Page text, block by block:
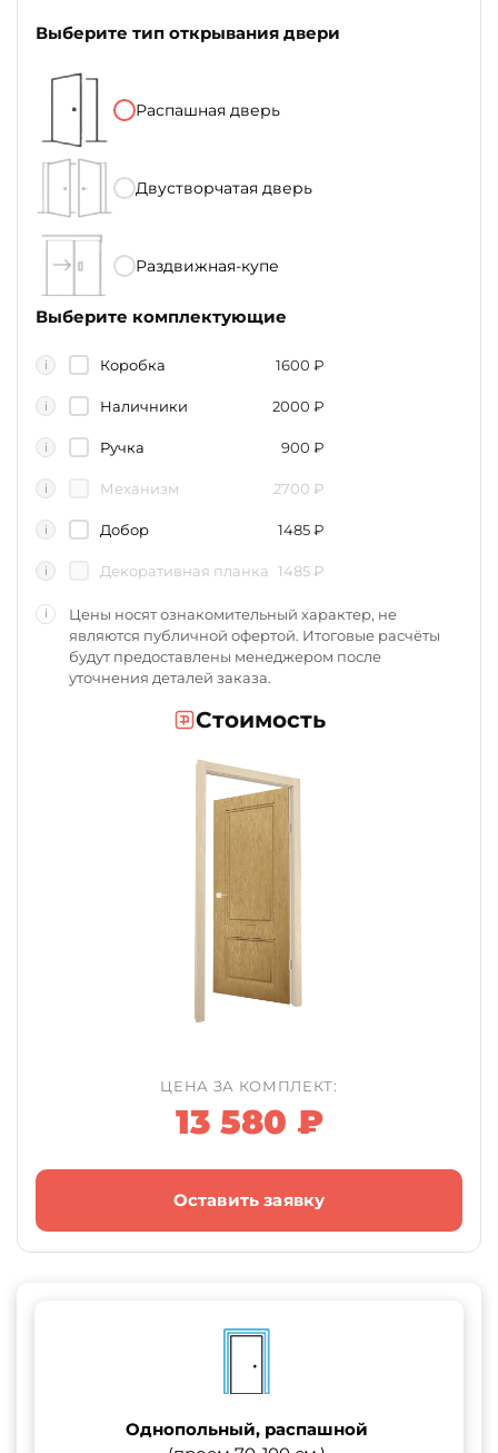
Выберите тип открывания двери
Распашная дверь
Двустворчатая дверь
Раздвижная-купе
Выберите комплектующие
i Коробка 1600 ₽
i Наличники 2000 ₽
i Ручка 900 ₽
i Механизм 2700 ₽
i Добор 1485₽
i Декоративная планка 1485 ₽
i
Цены носят ознакомительный характер, не
являются публичной офертой. Итоговые расчёты
будут предоставлены менеджером после
уточнения деталей заказа.
Стоимость
ЦЕНА ЗА КОМПЛЕКТ:
13 580 ₽
Оставить заявку
Однопольный, распашной